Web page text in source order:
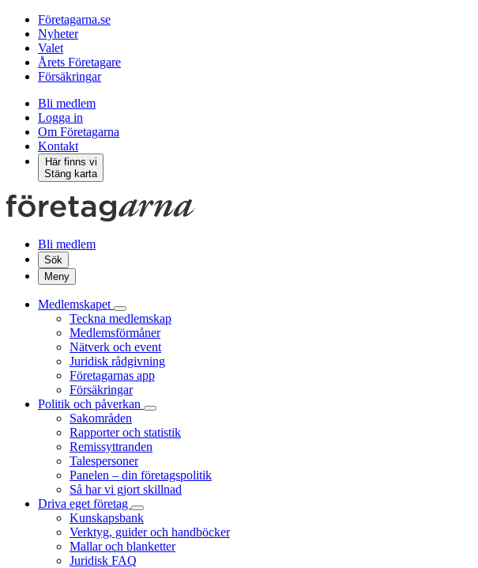
Företagarna.se
Nyheter
Valet
Årets Företagare
Försäkringar
Bli medlem
Logga in
Om Företagarna
Kontakt
Här finns vi
Stäng karta
Bli medlem
Sök
Meny
Medlemskapet
Teckna medlemskap
Medlemsförmåner
Nätverk och event
Juridisk rådgivning
Företagarnas app
Försäkringar
Politik och påverkan
Sakområden
Rapporter och statistik
Remissyttranden
Talespersoner
Panelen – din företagspolitik
Så har vi gjort skillnad
Driva eget företag
Kunskapsbank
Verktyg, guider och handböcker
Mallar och blanketter
Juridisk FAQ